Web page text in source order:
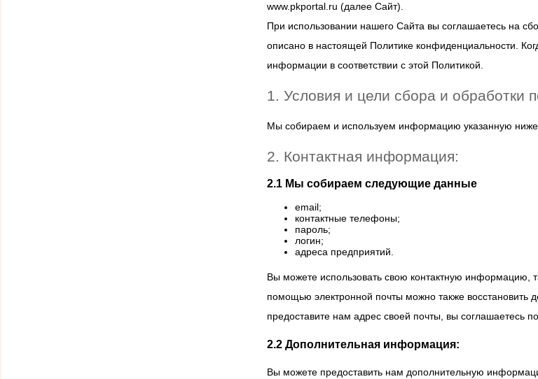
www.pkportal.ru (далее Сайт).
При использовании нашего Сайта вы соглашаетесь на
описано в настоящей Политике конфиденциальности.
информации в соответствии с этой Политикой.
1. Условия и цели сбора и обработки
Мы собираем и используем информацию указанную
2. Контактная информация:
2.1 Мы собираем следующие данные
email;
контактные телефоны;
пароль;
логин;
адреса предприятий.
Вы можете использовать свою контактную информацию,
помощью электронной почты можно также восстановить
предоставите нам адрес своей почты, вы соглашаетесь
2.2 Дополнительная информация:
Вы можете предоставить нам дополнительную